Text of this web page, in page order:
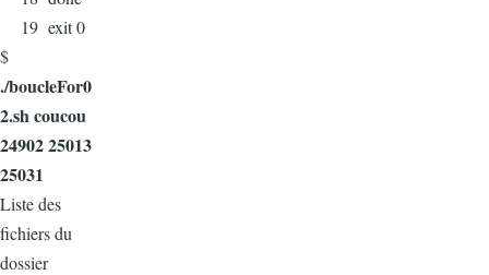
19 exit 0
$
./boucleFor0
2.sh coucou
24902 25013
25031
Liste des
fichiers du
dossier